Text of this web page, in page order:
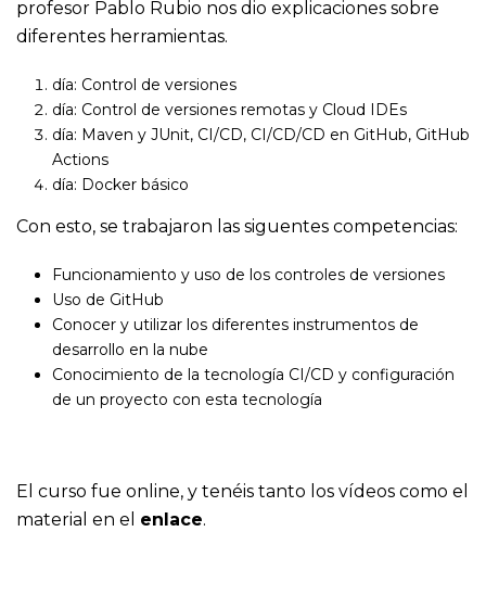
profesor Pablo Rubio nos dio explicaciones sobre
diferentes herramientas.
día: Control de versiones
día: Control de versiones remotas y Cloud IDEs
día: Maven y JUnit, CI/CD, CI/CD/CD en GitHub, GitHub
Actions
día: Docker básico
Con esto, se trabajaron las siguentes competencias:
Funcionamiento y uso de los controles de versiones
Uso de GitHub
Conocer y utilizar los diferentes instrumentos de
desarrollo en la nube
Conocimiento de la tecnología CI/CD y configuración
de un proyecto con esta tecnología
El curso fue online, y tenéis tanto los vídeos como el
material en el enlace.